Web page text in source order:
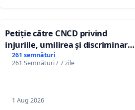
Petiție către CNCD privind
injuriile, umilirea și discriminarea
persoanelor cu dizabilități de
către utilizatorul TikTok „Gorici”
261 semnături
261 Semnături / 7 zile
1 Aug 2026